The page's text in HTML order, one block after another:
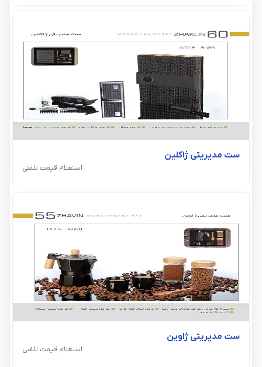
ست مدیریتی ژاکلین
استعلام قیمت تلفنی
ست مدیریتی ژاوین
استعلام قیمت تلفنی